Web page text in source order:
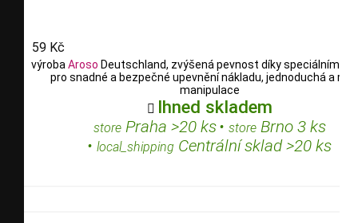
59 Kč
výrobaAroso Deutschland, zvýšená pevnost díky speciálním
pro snadné a bezpečné upevnění nákladu, jednoduchá a
manipulace
 Ihned skladem
storePraha >20 ks• storeBrno 3 ks
• local_shipping Centrální sklad >20 ks